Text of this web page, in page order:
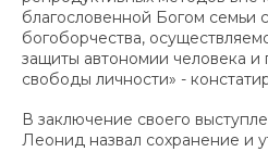
благословенной Богом семьи
богоборчества,
защиты автономии человека
свободы личности» -
В заключение своего
Леонид назвал сохранение и